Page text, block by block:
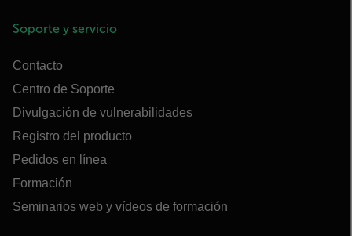
Soporte y servicio
Contacto
Centro de Soporte
Divulgación de vulnerabilidades
Registro del producto
Pedidos en línea
Formación
Seminarios web y vídeos de formación